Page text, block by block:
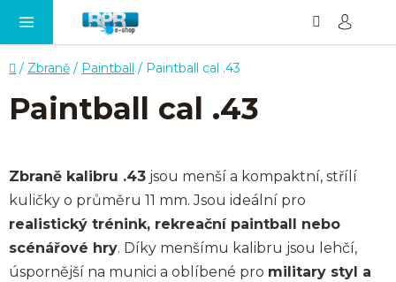
Domů
/ Zbraně / Paintball / Paintball cal .43
Paintball cal .43
Zbraně kalibru .43 jsou menší a kompaktní, střílí
kuličky o průměru 11 mm. Jsou ideální pro
realistický trénink, rekreační paintball nebo
scénářové hry. Díky menšímu kalibru jsou lehčí,
úspornější na munici a oblíbené pro military styl a